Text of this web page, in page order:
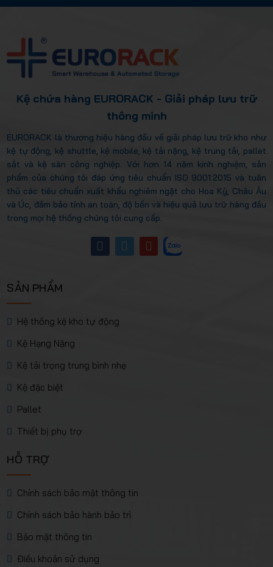
Kệ chứa hàng EURORACK - Giải pháp lưu trữ
thông minh
EURORACK là thương hiệu hàng đầu về giải pháp lưu trữ kho như
kệ tự động, kệ shuttle, kệ mobile, kệ tải nặng, kệ trung tải, pallet
sắt và kệ sàn công nghiệp. Với hơn 14 năm kinh nghiệm, sản
phẩm của chúng tôi đáp ứng tiêu chuẩn ISO 9001:2015 và tuân
thủ các tiêu chuẩn xuất khẩu nghiêm ngặt cho Hoa Kỳ, Châu Âu
và Úc, đảm bảo tính an toàn, độ bền và hiệu quả lưu trữ hàng đầu
trong mọi hệ thống chúng tôi cung cấp.
SẢN PHẨM
Hệ thống kệ kho tự động
Kệ Hạng Nặng
Kệ tải trọng trung bình nhẹ
Kệ đặc biệt
Pallet
Thiết bị phụ trợ
HỖ TRỢ
Chính sách bảo mật thông tin
Chính sách bảo hành bảo trì
Bảo mật thông tin
Điều khoản sử dụng